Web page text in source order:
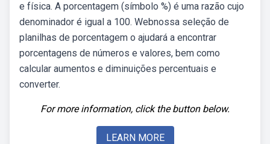
e física. A porcentagem (símbolo %) é uma razão cujo
denominador é igual a 100. Webnossa seleção de
planilhas de porcentagem o ajudará a encontrar
porcentagens de números e valores, bem como
calcular aumentos e diminuições percentuais e
converter.
For more information, click the button below.
LEARN MORE